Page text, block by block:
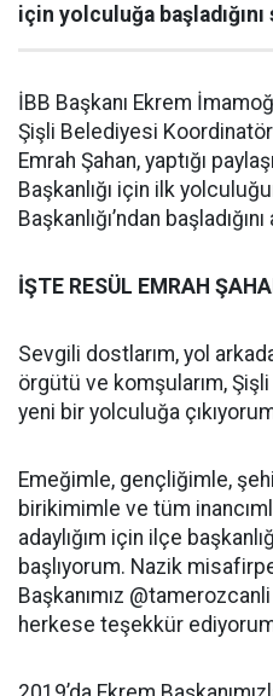
için yolculuğa
İBB Başkanı Ekrem
Şişli Belediyesi Koordinatör
Emrah Şahan, yaptığı
Başkanlığı için ilk
Başkanlığı’ndan başladığını
İŞTE RESÜL EMRAH
Sevgili dostlarım, yol
örgütü ve komşularım,
yeni bir yolculuğa
Emeğimle, gençliğimle,
birikimimle ve tüm
adaylığım için ilçe
başlıyorum. Nazik
Başkanımız
herkese teşekkür